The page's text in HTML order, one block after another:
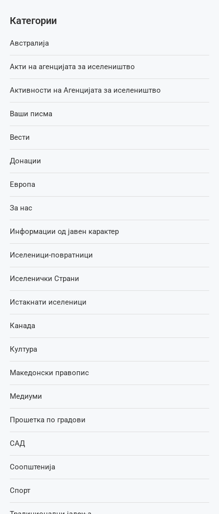
Категории
Австралија
Акти на агенцијата за иселеништво
Активности на Агенцијата за иселеништво
Ваши писма
Вести
Донации
Европа
За нас
Информации од јавен карактер
Иселеници-повратници
Иселенички Страни
Истакнати иселеници
Канада
Култура
Македонски правопис
Медиуми
Прошетка по градови
САД
Соопштенија
Спорт